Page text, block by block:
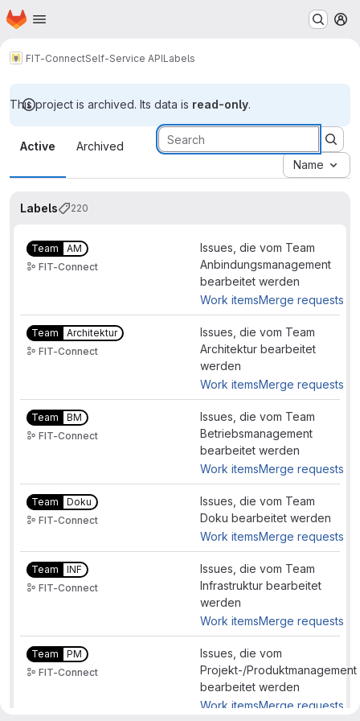
Skip to main content
Homepage
FIT-ConnectSelf-Service APILabels
This project is archived. Its data is read-only.
Labels
Active
Archived
Name
Labels 220
Team
AM
FIT-Connect
Issues, die vom Team
Anbindungsmanagement
bearbeitet werden
Work itemsMerge requests
Team
Architektur
FIT-Connect
Issues, die vom Team
Architektur bearbeitet
werden
Work itemsMerge requests
Team
BM
FIT-Connect
Issues, die vom Team
Betriebsmanagement
bearbeitet werden
Work itemsMerge requests
Team
Doku
FIT-Connect
Issues, die vom Team
Doku bearbeitet werden
Work itemsMerge requests
Team
INF
FIT-Connect
Issues, die vom Team
Infrastruktur bearbeitet
werden
Work itemsMerge requests
Team
PM
FIT-Connect
Issues, die vom
Projekt-/Produktmanagement
bearbeitet werden
Work itemsMerge requests